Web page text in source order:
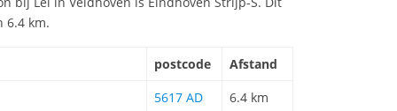
6.4 km.
postcode
Afstand
5617 AD 6.4 km